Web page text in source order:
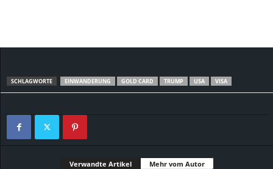
SCHLAGWORTE EINWANDERUNG GOLD CARD TRUMP USA VISA
Verwandte Artikel Mehr vom Autor